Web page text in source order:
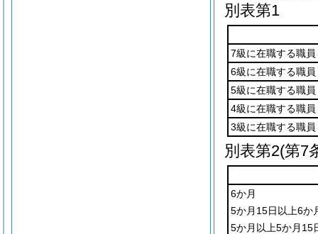
別表第1
7級に在職する職員
6級に在職する職員
5級に在職する職員
4級に在職する職員
3級に在職する職員
別表第2(第7
6か月
5か月15日以上6か
5か月以上5か月15